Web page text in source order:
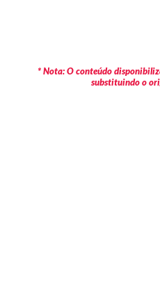
* Nota: O conteúdo
substituindo o